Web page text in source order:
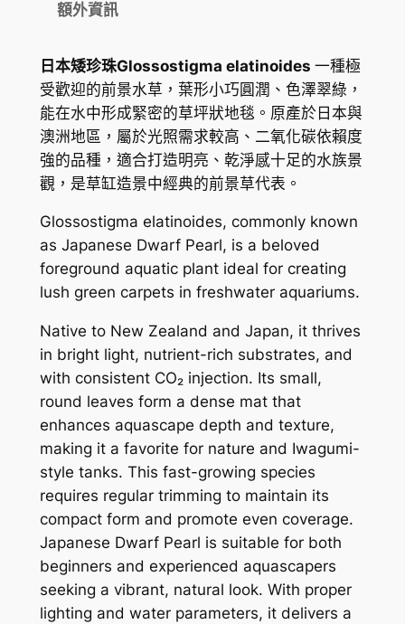
s
s
o
s
t
i
g
m
a
e
a
t
i
n
o
i
d
e
s
數
量
額外資訊
日本矮珍珠Glossostigma elatinoides 一種極
受歡迎的前景水草，葉形小巧圓潤、色澤翠綠，
能在水中形成緊密的草坪狀地毯。原產於日本與
澳洲地區，屬於光照需求較高、二氧化碳依賴度
強的品種，適合打造明亮、乾淨感十足的水族景
觀，是草缸造景中經典的前景草代表。
Glossostigma elatinoides, commonly known
as Japanese Dwarf Pearl, is a beloved
foreground aquatic plant ideal for creating
lush green carpets in freshwater aquariums.
Native to New Zealand and Japan, it thrives
in bright light, nutrient-rich substrates, and
with consistent CO₂ injection. Its small,
round leaves form a dense mat that
enhances aquascape depth and texture,
making it a favorite for nature and Iwagumi-
style tanks. This fast-growing species
requires regular trimming to maintain its
compact form and promote even coverage.
Japanese Dwarf Pearl is suitable for both
beginners and experienced aquascapers
seeking a vibrant, natural look. With proper
lighting and water parameters, it delivers a